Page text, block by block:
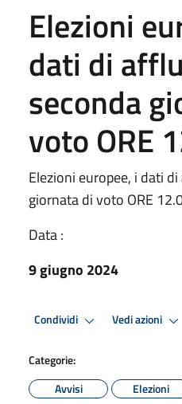
Elezioni
dati di
seconda
voto ORE
Elezioni europee, i dati
giornata di voto ORE
Data :
9 giugno 2024
Condividi Vedi azioni
Categorie:
Avvisi
Elezioni